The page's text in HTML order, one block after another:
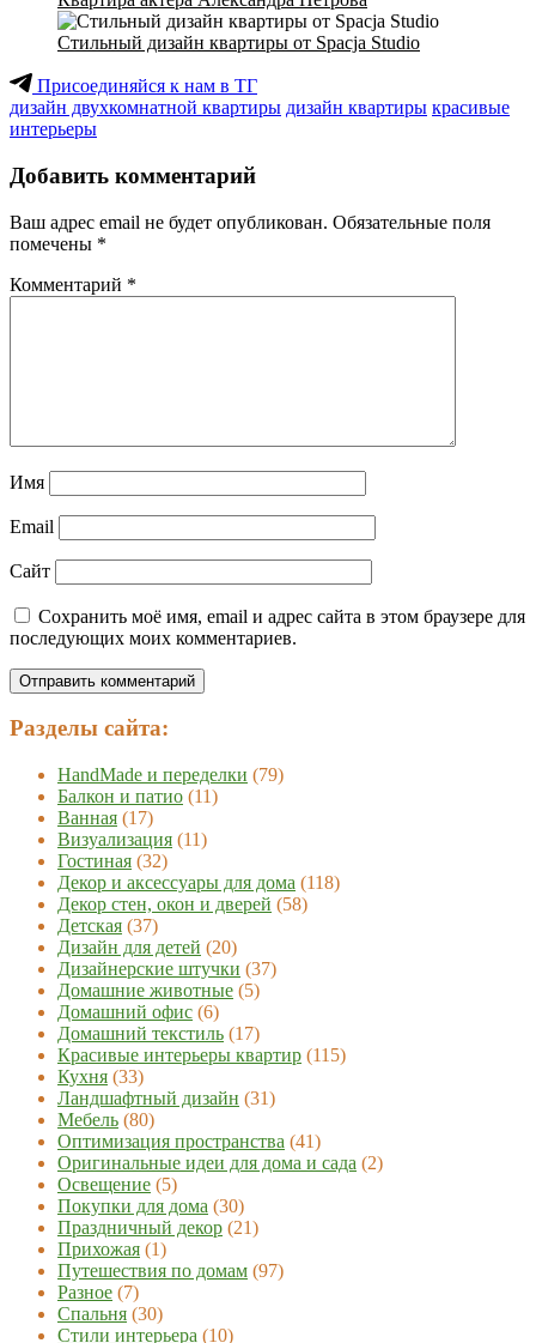
Стильный дизайн квартиры от Spacja Studio
Присоединяйся к нам в ТГ
дизайн двухкомнатной квартиры дизайн квартиры красивые
интерьеры
Добавить комментарий
Ваш адрес email не будет опубликован. Обязательные поля
помечены *
Комментарий *
Имя
Email
Сайт
Сохранить моё имя, email и адрес сайта в этом браузере для
последующих моих комментариев.
Разделы сайта:
HandMade и переделки (79)
Балкон и патио (11)
Ванная (17)
Визуализация (11)
Гостиная (32)
Декор и аксессуары для дома (118)
Декор стен, окон и дверей (58)
Детская (37)
Дизайн для детей (20)
Дизайнерские штучки (37)
Домашние животные (5)
Домашний офис (6)
Домашний текстиль (17)
Красивые интерьеры квартир (115)
Кухня (33)
Ландшафтный дизайн (31)
Мебель (80)
Оптимизация пространства (41)
Оригинальные идеи для дома и сада (2)
Освещение (5)
Покупки для дома (30)
Праздничный декор (21)
Прихожая (1)
Путешествия по домам (97)
Разное (7)
Спальня (30)
Стили интерьера (10)